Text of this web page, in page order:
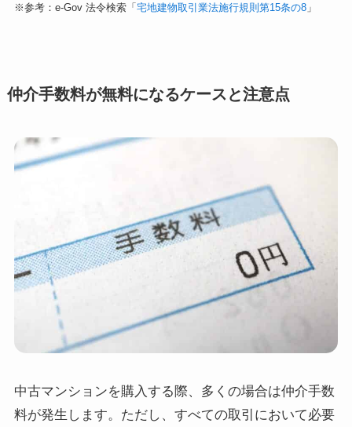
※参考：e-Gov 法令検索「 宅地建物取引業法施行規則第15条の8」
仲介手数料が無料になるケースと注意点
中古マンションを購入する際、多くの場合は仲介手数
料が発生します。ただし、すべての取引において必要